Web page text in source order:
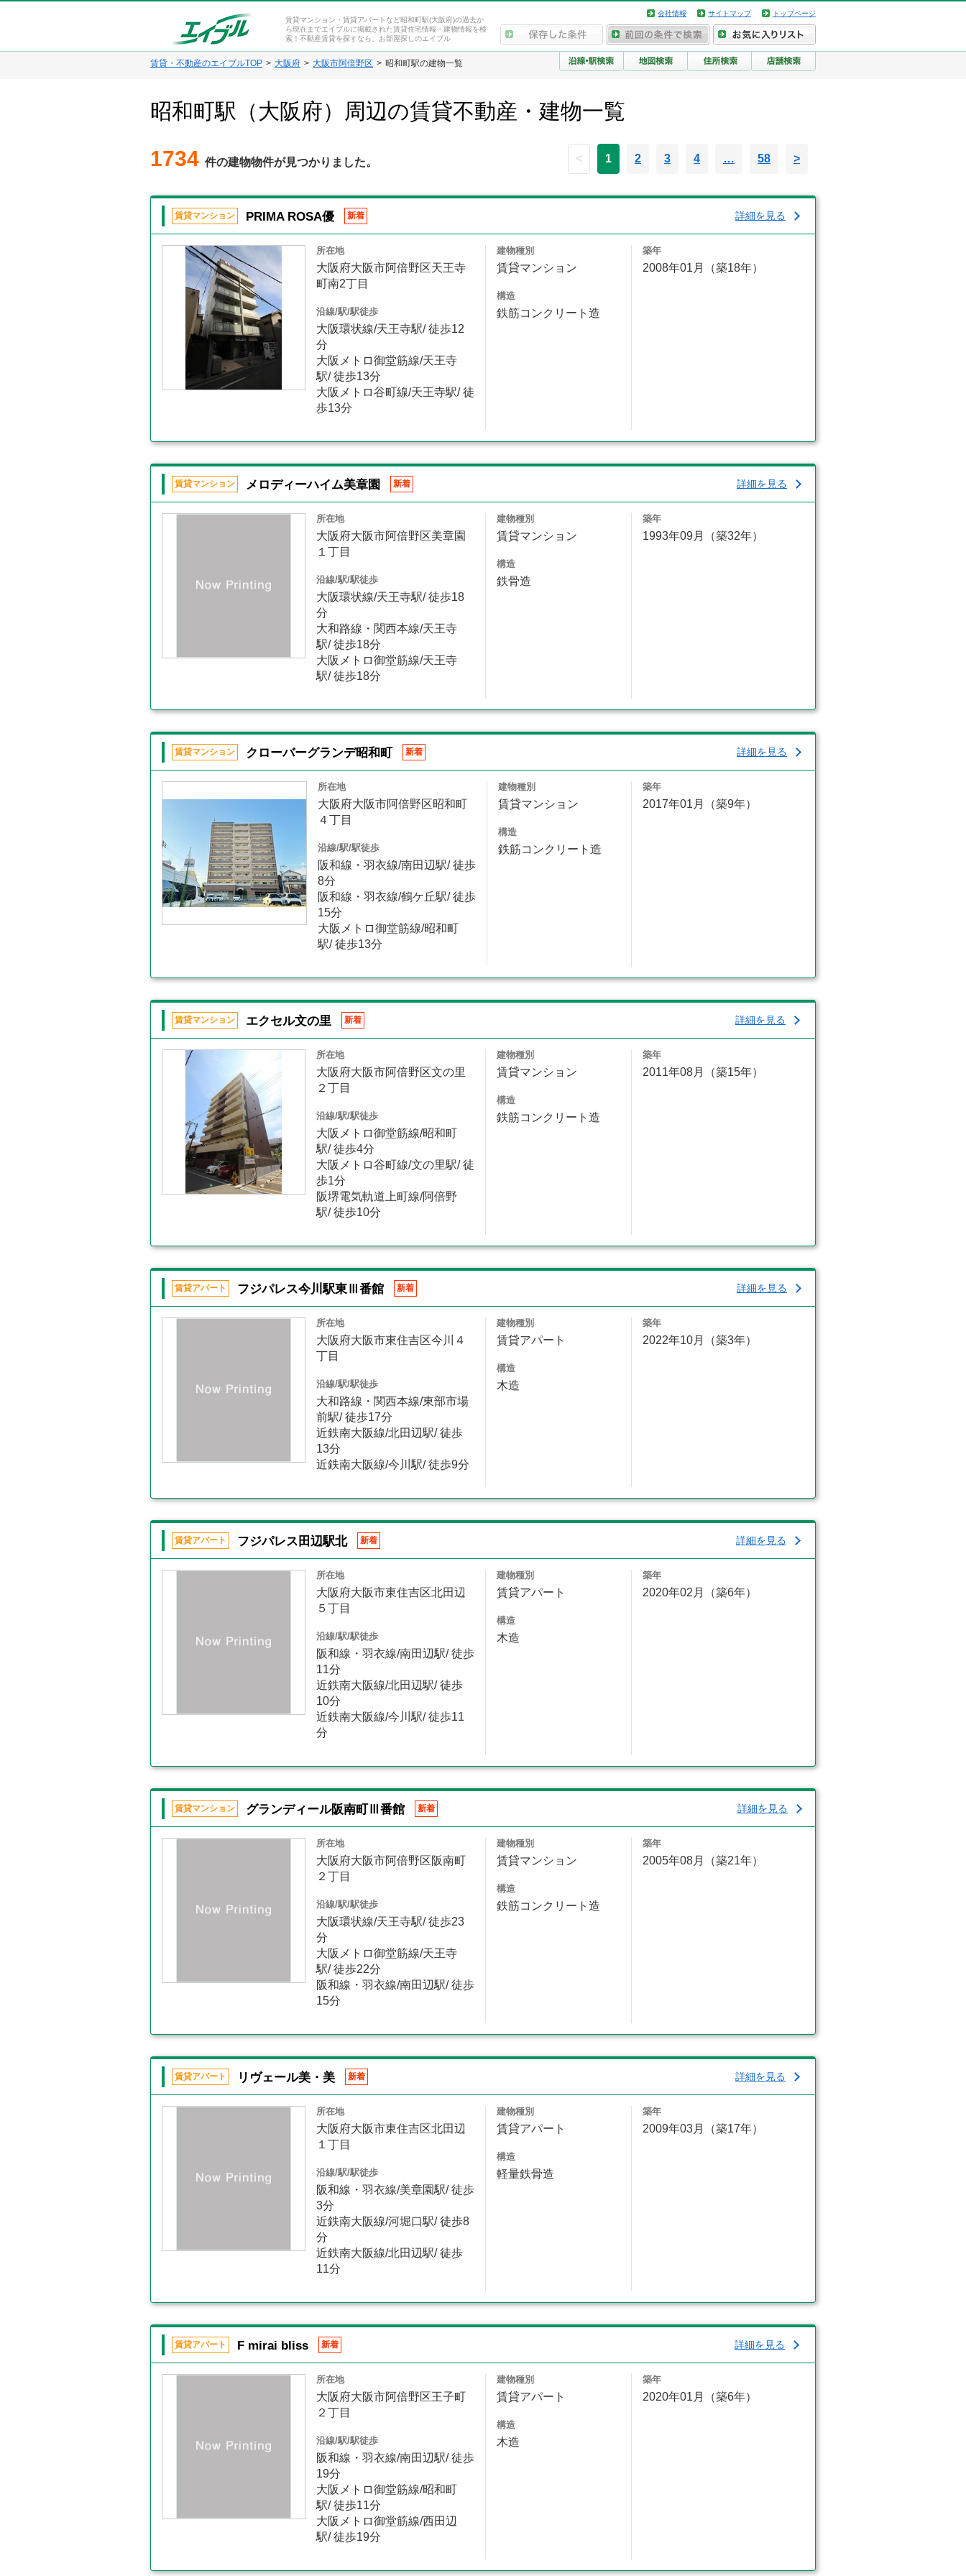
賃貸マンション・賃貸アパートなど昭和町駅(大阪府)の過去か
ら現在までエイブルに掲載された賃貸住宅情報・建物情報を検
索！不動産賃貸を探すなら、お部屋探しのエイブル
会社情報 サイトマップ トップページ
賃貸・不動産のエイブルTOP 大阪府 大阪市阿倍野区 昭和町駅の建物一覧
昭和町駅（大阪府）周辺の賃貸不動産・建物一覧
1734 件の建物物件が見つかりました。 < 1 2 3 4 … 58 >
賃貸マンション PRIMA ROSA優 新着 詳細を見る
所在地
大阪府大阪市阿倍野区天王寺
町南2丁目
沿線/駅/駅徒歩
大阪環状線/天王寺駅/ 徒歩12
分
大阪メトロ御堂筋線/天王寺
駅/ 徒歩13分
大阪メトロ谷町線/天王寺駅/ 徒
歩13分
建物種別
賃貸マンション
構造
鉄筋コンクリート造
築年
2008年01月（築18年）
賃貸マンション メロディーハイム美章園 新着 詳細を見る
所在地
大阪府大阪市阿倍野区美章園
１丁目
沿線/駅/駅徒歩
大阪環状線/天王寺駅/ 徒歩18
分
大和路線・関西本線/天王寺
駅/ 徒歩18分
大阪メトロ御堂筋線/天王寺
駅/ 徒歩18分
建物種別
賃貸マンション
構造
鉄骨造
築年
1993年09月（築32年）
賃貸マンション クローバーグランデ昭和町 新着 詳細を見る
所在地
大阪府大阪市阿倍野区昭和町
４丁目
沿線/駅/駅徒歩
阪和線・羽衣線/南田辺駅/ 徒歩
8分
阪和線・羽衣線/鶴ケ丘駅/ 徒歩
15分
大阪メトロ御堂筋線/昭和町
駅/ 徒歩13分
建物種別
賃貸マンション
構造
鉄筋コンクリート造
築年
2017年01月（築9年）
賃貸マンション エクセル文の里 新着 詳細を見る
所在地
大阪府大阪市阿倍野区文の里
２丁目
沿線/駅/駅徒歩
大阪メトロ御堂筋線/昭和町
駅/ 徒歩4分
大阪メトロ谷町線/文の里駅/ 徒
歩1分
阪堺電気軌道上町線/阿倍野
駅/ 徒歩10分
建物種別
賃貸マンション
構造
鉄筋コンクリート造
築年
2011年08月（築15年）
賃貸アパート フジパレス今川駅東Ⅲ番館 新着 詳細を見る
所在地
大阪府大阪市東住吉区今川４
丁目
沿線/駅/駅徒歩
大和路線・関西本線/東部市場
前駅/ 徒歩17分
近鉄南大阪線/北田辺駅/ 徒歩
13分
近鉄南大阪線/今川駅/ 徒歩9分
建物種別
賃貸アパート
構造
木造
築年
2022年10月（築3年）
賃貸アパート フジパレス田辺駅北 新着 詳細を見る
所在地
大阪府大阪市東住吉区北田辺
５丁目
沿線/駅/駅徒歩
阪和線・羽衣線/南田辺駅/ 徒歩
11分
近鉄南大阪線/北田辺駅/ 徒歩
10分
近鉄南大阪線/今川駅/ 徒歩11
分
建物種別
賃貸アパート
構造
木造
築年
2020年02月（築6年）
賃貸マンション グランディール阪南町Ⅲ番館 新着 詳細を見る
所在地
大阪府大阪市阿倍野区阪南町
２丁目
沿線/駅/駅徒歩
大阪環状線/天王寺駅/ 徒歩23
分
大阪メトロ御堂筋線/天王寺
駅/ 徒歩22分
阪和線・羽衣線/南田辺駅/ 徒歩
15分
建物種別
賃貸マンション
構造
鉄筋コンクリート造
築年
2005年08月（築21年）
賃貸アパート リヴェール美・美 新着 詳細を見る
所在地
大阪府大阪市東住吉区北田辺
１丁目
沿線/駅/駅徒歩
阪和線・羽衣線/美章園駅/ 徒歩
3分
近鉄南大阪線/河堀口駅/ 徒歩8
分
近鉄南大阪線/北田辺駅/ 徒歩
11分
建物種別
賃貸アパート
構造
軽量鉄骨造
築年
2009年03月（築17年）
賃貸アパート F mirai bliss 新着 詳細を見る
所在地
大阪府大阪市阿倍野区王子町
２丁目
沿線/駅/駅徒歩
阪和線・羽衣線/南田辺駅/ 徒歩
19分
大阪メトロ御堂筋線/昭和町
駅/ 徒歩11分
大阪メトロ御堂筋線/西田辺
駅/ 徒歩19分
建物種別
賃貸アパート
構造
木造
築年
2020年01月（築6年）